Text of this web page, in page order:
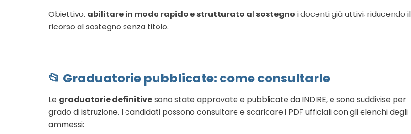
Obiettivo: abilitare in modo rapido e strutturato al sostegno i docenti già attivi, riducendo il
ricorso al sostegno senza titolo.
📂 Graduatorie pubblicate: come consultarle
Le graduatorie definitivesono state approvate e pubblicate da INDIRE, e sono suddivise per
grado di istruzione. I candidati possono consultare e scaricare i PDF ufficiali con gli elenchi degli
ammessi: